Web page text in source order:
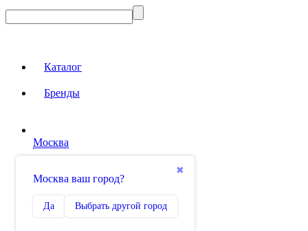
Каталог
Бренды
Москва
✖
Москва ваш город?
Да Выбрать другой город
Сравнение